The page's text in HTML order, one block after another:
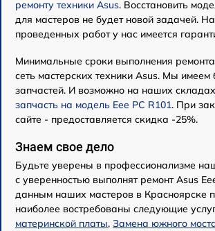
ремонту техники Asus. Восстановить
для мастеров не будет новой задачей.
проведенных работ у нас имеется
Минимальные сроки выполнения
сеть мастерских техники Asus. Мы имеем
запчастей. И возможно на наших складах
запчасть на модель Eee PC R101. При
сайте - предоставляется скидка -25%.
Знаем свое дело
Будьте уверены в профессионализме
с уверенностью выполнят ремонт Asus
данным наших мастеров в Красноярске
наиболее востребованы следующие
материнской платы, Замена южного